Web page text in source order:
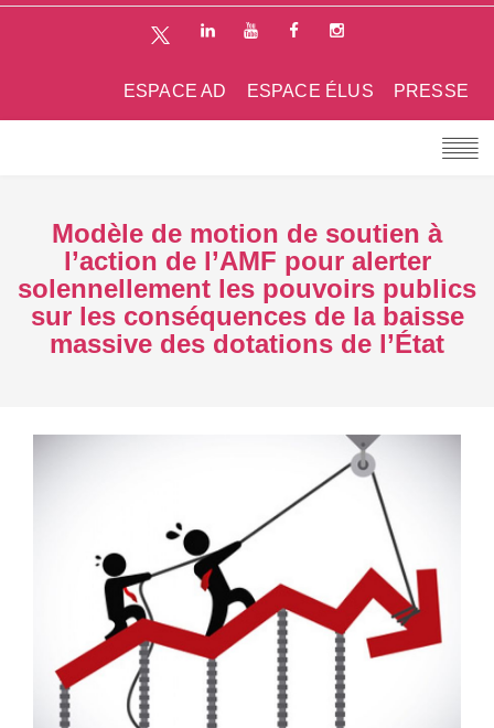
PRESSE
ESPACE ÉLUS
ESPACE AD
Modèle de motion de soutien à
l’action de l’AMF pour alerter
solennellement les pouvoirs publics
sur les conséquences de la baisse
massive des dotations de l’État